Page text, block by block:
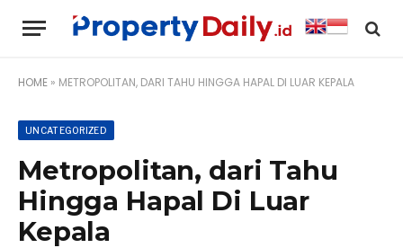
HOME » METROPOLITAN, DARI TAHU HINGGA HAPAL DI LUAR KEPALA
UNCATEGORIZED
Metropolitan, dari Tahu
Hingga Hapal Di Luar
Kepala